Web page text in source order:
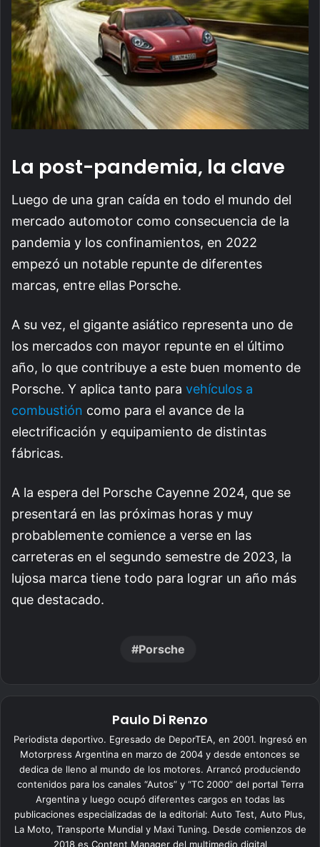
La post-pandemia, la clave
Luego de una gran caída en todo el mundo del
mercado automotor como consecuencia de la
pandemia y los confinamientos, en 2022
empezó un notable repunte de diferentes
marcas, entre ellas Porsche.
A su vez, el gigante asiático representa uno de
los mercados con mayor repunte en el último
año, lo que contribuye a este buen momento de
Porsche. Y aplica tanto para vehículos a
combustión como para el avance de la
electrificación y equipamiento de distintas
fábricas.
A la espera del Porsche Cayenne 2024, que se
presentará en las próximas horas y muy
probablemente comience a verse en las
carreteras en el segundo semestre de 2023, la
lujosa marca tiene todo para lograr un año más
que destacado.
Porsche
Paulo Di Renzo
Periodista deportivo. Egresado de DeporTEA, en 2001. Ingresó en
Motorpress Argentina en marzo de 2004 y desde entonces se
dedica de lleno al mundo de los motores. Arrancó produciendo
contenidos para los canales “Autos” y “TC 2000” del portal Terra
Argentina y luego ocupó diferentes cargos en todas las
publicaciones especializadas de la editorial: Auto Test, Auto Plus,
La Moto, Transporte Mundial y Maxi Tuning. Desde comienzos de
2018 es Content Manager del multimedio digital